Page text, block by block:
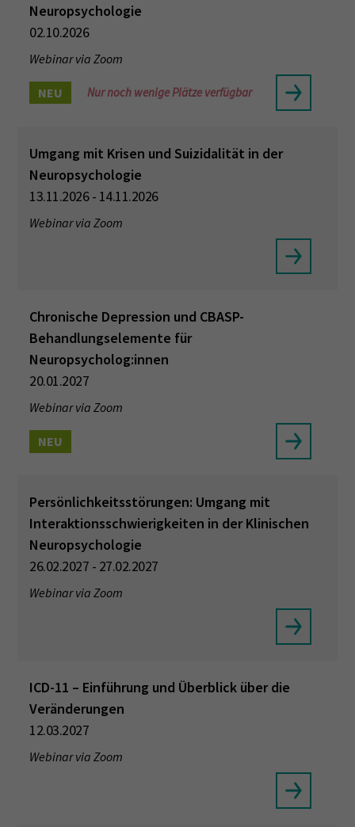
Neuropsychologie
02.10.2026
Webinar via Zoom
NEU Nur noch wenige Plätze verfügbar
Umgang mit Krisen und Suizidalität in der
Neuropsychologie
13.11.2026 - 14.11.2026
Webinar via Zoom
Chronische Depression und CBASP-
Behandlungselemente für
Neuropsycholog:innen
20.01.2027
Webinar via Zoom
NEU
Persönlichkeitsstörungen: Umgang mit
Interaktionsschwierigkeiten in der Klinischen
Neuropsychologie
26.02.2027 - 27.02.2027
Webinar via Zoom
ICD-11 – Einführung und Überblick über die
Veränderungen
12.03.2027
Webinar via Zoom